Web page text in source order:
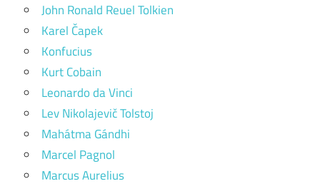
John Ronald Reuel Tolkien
Karel Čapek
Konfucius
Kurt Cobain
Leonardo da Vinci
Lev Nikolajevič Tolstoj
Mahátma Gándhi
Marcel Pagnol
Marcus Aurelius